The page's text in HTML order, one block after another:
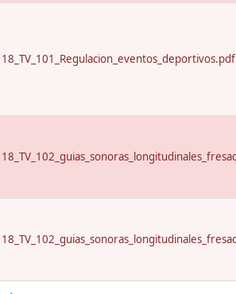
18_TV_101_Regulacion_eventos_deportivos.pdf